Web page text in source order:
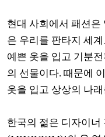
현대 사회에서 패션은
은 우리를 판타지 세
예쁜 옷을 입고 기분
의 선물이다. 때문에
옷을 입고 상상의 나
한국의 젊은 디자이너